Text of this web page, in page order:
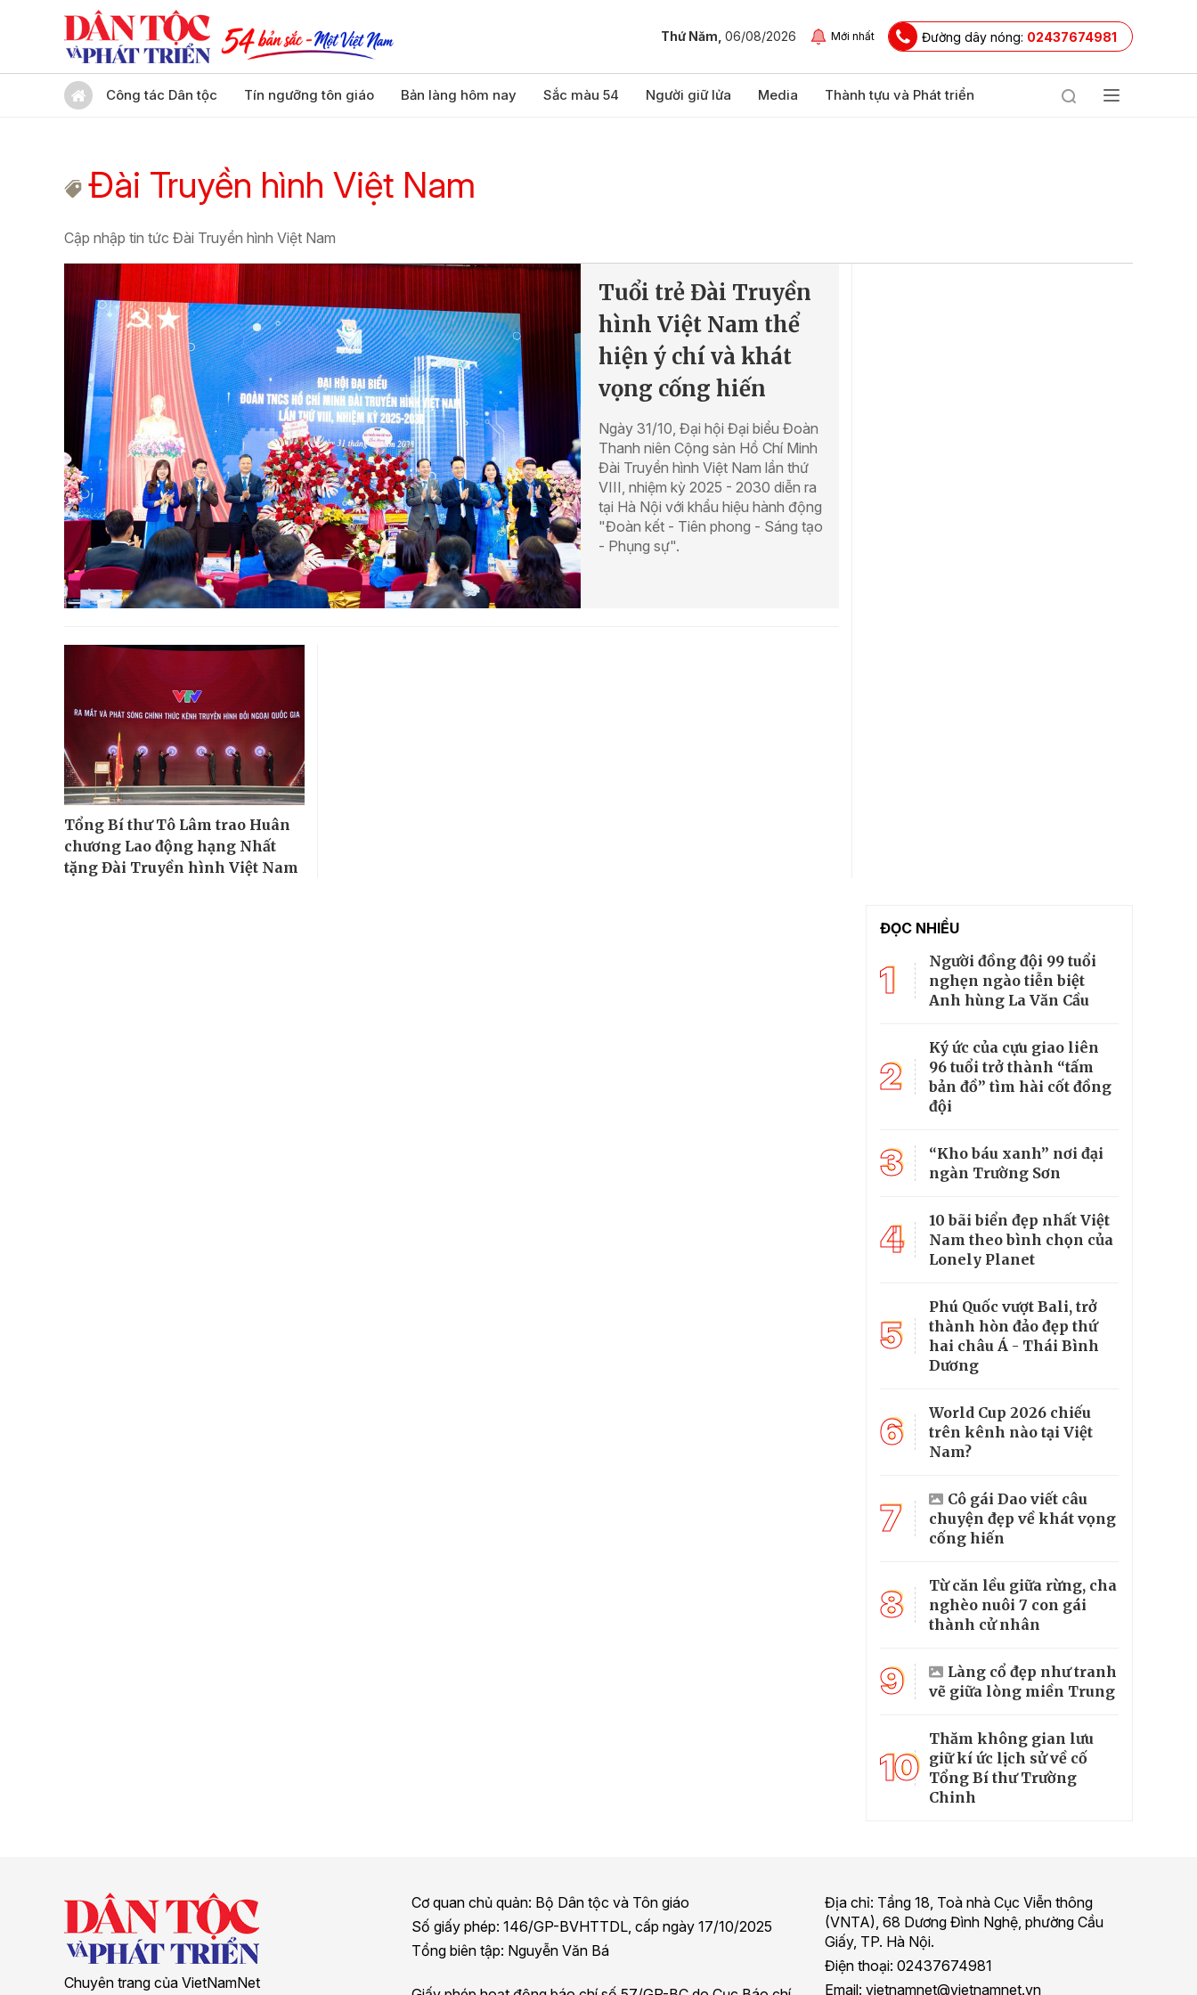
Thứ Năm, 06/08/2026 Mới nhất Đường dây nóng: 02437674981
Công tác Dân tộc Tín ngưỡng tôn giáo Bản làng hôm nay Sắc màu 54 Người giữ lửa Media Thành tựu và Phát triển
Đài Truyền hình Việt Nam
Cập nhập tin tức Đài Truyền hình Việt Nam
Tuổi trẻ Đài Truyền
hình Việt Nam thể
hiện ý chí và khát
vọng cống hiến
Ngày 31/10, Đại hội Đại biểu Đoàn
Thanh niên Cộng sản Hồ Chí Minh
Đài Truyền hình Việt Nam lần thứ
VIII, nhiệm kỳ 2025 - 2030 diễn ra
tại Hà Nội với khẩu hiệu hành động
"Đoàn kết - Tiên phong - Sáng tạo
- Phụng sự".
Tổng Bí thư Tô Lâm trao Huân
chương Lao động hạng Nhất
tặng Đài Truyền hình Việt Nam
ĐỌC NHIỀU
1
Người đồng đội 99 tuổi
nghẹn ngào tiễn biệt
Anh hùng La Văn Cầu
2
Ký ức của cựu giao liên
96 tuổi trở thành “tấm
bản đồ” tìm hài cốt đồng
đội
3
“Kho báu xanh” nơi đại
ngàn Trường Sơn
4
10 bãi biển đẹp nhất Việt
Nam theo bình chọn của
Lonely Planet
5
Phú Quốc vượt Bali, trở
thành hòn đảo đẹp thứ
hai châu Á - Thái Bình
Dương
6
World Cup 2026 chiếu
trên kênh nào tại Việt
Nam?
7
Cô gái Dao viết câu
chuyện đẹp về khát vọng
cống hiến
8
Từ căn lều giữa rừng, cha
nghèo nuôi 7 con gái
thành cử nhân
9
Làng cổ đẹp như tranh
vẽ giữa lòng miền Trung
10
Thăm không gian lưu
giữ kí ức lịch sử về cố
Tổng Bí thư Trường
Chinh
Chuyên trang của VietNamNet
Cơ quan chủ quản: Bộ Dân tộc và Tôn giáo
Số giấy phép: 146/GP-BVHTTDL, cấp ngày 17/10/2025
Tổng biên tập: Nguyễn Văn Bá
Địa chỉ: Tầng 18, Toà nhà Cục Viễn thông
(VNTA), 68 Dương Đình Nghệ, phường Cầu
Giấy, TP. Hà Nội.
Điện thoại: 02437674981
Email: vietnamnet@vietnamnet.vn